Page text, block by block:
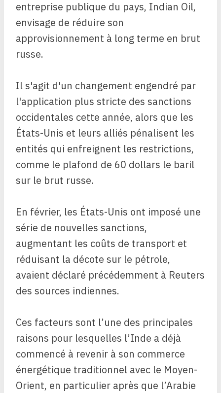
entreprise publique du pays, Indian Oil,
envisage de réduire son
approvisionnement à long terme en brut
russe.
Il s'agit d'un changement engendré par
l'application plus stricte des sanctions
occidentales cette année, alors que les
États-Unis et leurs alliés pénalisent les
entités qui enfreignent les restrictions,
comme le plafond de 60 dollars le baril
sur le brut russe.
En février, les États-Unis ont imposé une
série de nouvelles sanctions,
augmentant les coûts de transport et
réduisant la décote sur le pétrole,
avaient déclaré précédemment à Reuters
des sources indiennes.
Ces facteurs sont l’une des principales
raisons pour lesquelles l’Inde a déjà
commencé à revenir à son commerce
énergétique traditionnel avec le Moyen-
Orient, en particulier après que l’Arabie